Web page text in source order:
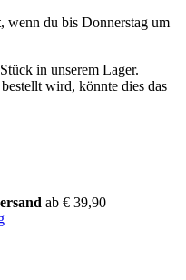
, wenn du bis Donnerstag um
in unserem Lager.
wird, könnte dies das
ab € 39,90